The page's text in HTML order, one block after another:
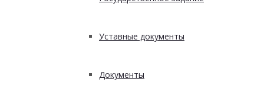
Уставные документы
Документы